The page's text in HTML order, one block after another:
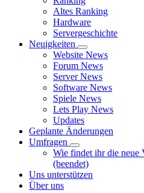
Altes Ranking
Hardware
Servergeschichte
Neuigkeiten
Unternavigation
von
Neuigkeiten
Website News
Forum News
Server News
Software News
Spiele News
Lets Play News
Updates
Geplante Änderungen
Umfragen
Unternavigation
von
Umfragen
Wie findet ihr die neue
(beendet)
Uns unterstützen
Über uns